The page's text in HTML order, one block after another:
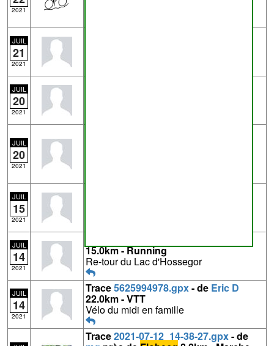
2021
JUIL
21
2021
JUIL
20
2021
JUIL
20
2021
JUIL
15
2021
JUIL
14
2021
15.0km - Running
Re-tour du Lac d'Hossegor
JUIL
14
2021
Trace5625994978.gpx- de Eric D
22.0km - VTT
Vélo du midi en famille
Trace2021-07-12_14-38-27.gpx- de